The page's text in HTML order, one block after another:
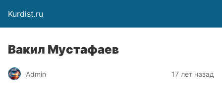
Kurdist.ru
Вакил Мустафаев
Admin 17 лет назад